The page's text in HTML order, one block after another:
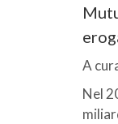
A
Nel